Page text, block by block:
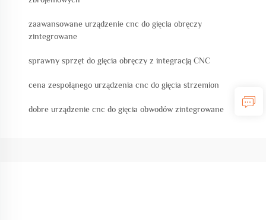
zaawansowane urządzenie cnc do gięcia obręczy
zintegrowane
sprawny sprzęt do gięcia obręczy z integracją CNC
cena zespołąnego urządzenia cnc do gięcia strzemion
dobre urządzenie cnc do gięcia obwodów zintegrowane